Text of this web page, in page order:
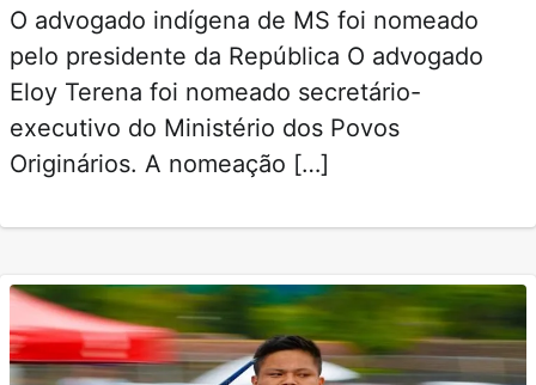
O advogado indígena de MS foi nomeado
pelo presidente da República O advogado
Eloy Terena foi nomeado secretário-
executivo do Ministério dos Povos
Originários. A nomeação […]